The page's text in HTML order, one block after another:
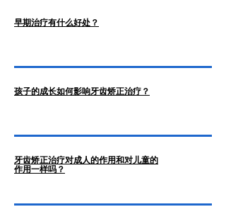
早期治疗有什么好处？
孩子的成长如何影响牙齿矫正治疗？
牙齿矫正治疗对成人的作用和对儿童的
作用一样吗？